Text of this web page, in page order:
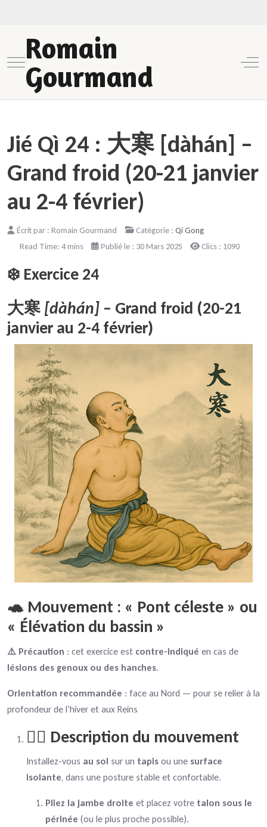
Mobile Menu Toggle
Romain
Gourmand
Off-
Jié Qì 24 : 大寒 [dàhán] –
Grand froid (20-21 janvier
au 2-4 février)
Écrit par : Romain Gourmand Catégorie : Qi Gong
Read Time: 4 mins
Publié le : 30 Mars 2025 Clics : 1090
❄️ Exercice 24
大寒 [dàhán] – Grand froid (20-21
janvier au 2-4 février)
🐢 Mouvement : « Pont céleste » ou
« Élévation du bassin »
⚠️ Précaution : cet exercice est contre-indiqué en cas de
lésions des genoux ou des hanches.
Orientation recommandée : face au Nord — pour se relier à la
profondeur de l’hiver et aux Reins
🧘‍♂️ Description du mouvement
Installez-vous au sol sur un tapis ou une surface
isolante, dans une posture stable et confortable.
Pliez la jambe droite et placez votre talon sous le
périnée (ou le plus proche possible).